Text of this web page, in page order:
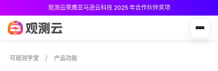
观测云荣膺亚马逊云科技 2025 年合作伙伴奖项
可观测学堂 产品功能